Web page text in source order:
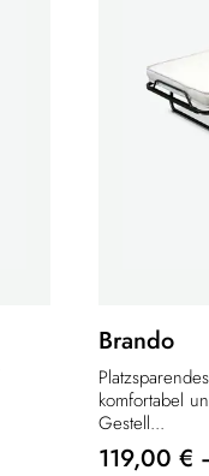
Brando
komfortabel
Gestell...
119,00 €